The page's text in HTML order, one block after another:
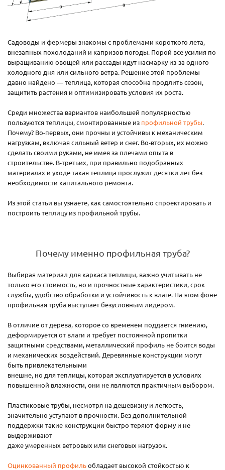
Садоводы и фермеры знакомы с проблемами короткого лета,
внезапных похолоданий и капризов погоды. Порой все усилия по
выращиванию овощей или рассады идут насмарку из-за одного
холодного дня или сильного ветра. Решение этой проблемы
давно найдено — теплица, которая способна продлить сезон,
защитить растения и оптимизировать условия их роста.
Среди множества вариантов наибольшей популярностью
пользуются теплицы, смонтированные из профильной трубы.
Почему? Во-первых, они прочны и устойчивы к механическим
нагрузкам, включая сильный ветер и снег. Во-вторых, их можно
сделать своими руками, не имея за плечами опыта в
строительстве. В-третьих, при правильно подобранных
материалах и уходе такая теплица прослужит десятки лет без
необходимости капитального ремонта.
Из этой статьи вы узнаете, как самостоятельно спроектировать и
построить теплицу из профильной трубы.
Почему именно профильная труба?
Выбирая материал для каркаса теплицы, важно учитывать не
только его стоимость, но и прочностные характеристики, срок
службы, удобство обработки и устойчивость к влаге. На этом фоне
профильная труба выступает безусловным лидером.
В отличие от дерева, которое со временем поддается гниению,
деформируется от влаги и требует постоянной пропитки
защитными средствами, металлический профиль не боится воды
и механических воздействий. Деревянные конструкции могут
быть привлекательными
внешне, но для теплицы, которая эксплуатируется в условиях
повышенной влажности, они не являются практичным выбором.
Пластиковые трубы, несмотря на дешевизну и легкость,
значительно уступают в прочности. Без дополнительной
поддержки такие конструкции быстро теряют форму и не
выдерживают
даже умеренных ветровых или снеговых нагрузок.
Оцинкованный профильобладает высокой стойкостью к